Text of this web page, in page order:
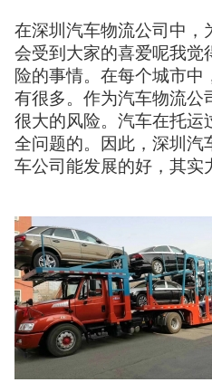
在深圳汽车物流公司中，
会受到大家的喜爱呢我觉
险的事情。在每个城市中
有很多。作为汽车物流公
很大的风险。汽车在托运
全问题的。因此，深圳汽
车公司能发展的好，其实